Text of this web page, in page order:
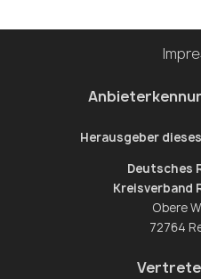
Herausgeber
Deutsches
Kreisverband
Obere
72764